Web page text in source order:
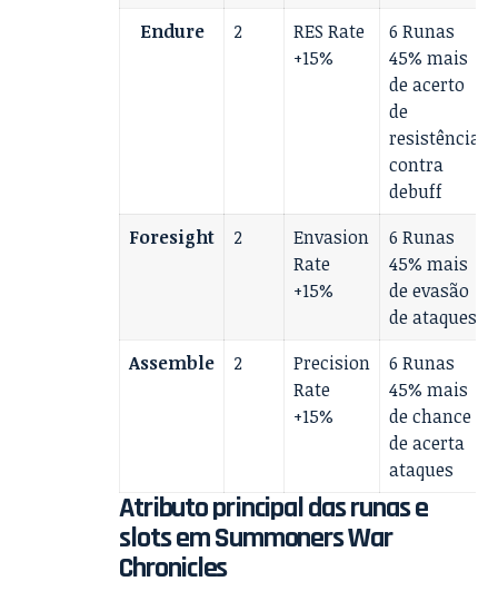
Endure
2
RES Rate
+15%
6 Runas
45% mais
de acerto
de
resistência
contra
debuff
Foresight
2
Envasion
Rate
+15%
6 Runas
45% mais
de evasão
de ataques
Assemble
2
Precision
Rate
+15%
6 Runas
45% mais
de chance
de acerta
ataques
Atributo principal das runas e
slots em Summoners War
Chronicles